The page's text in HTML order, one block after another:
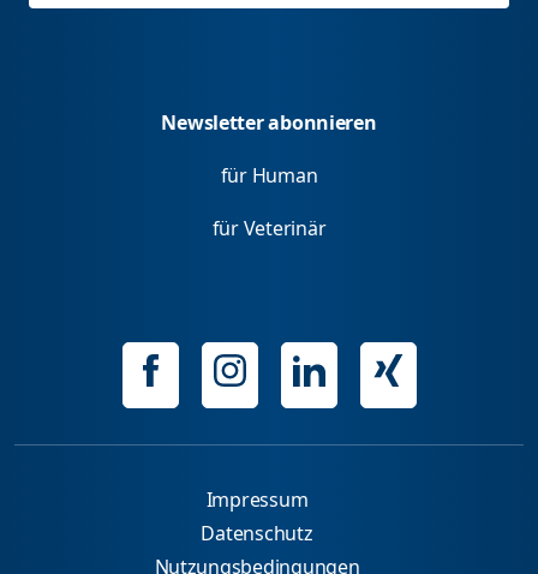
Newsletter abonnieren
für Human
für Veterinär
Impressum
Datenschutz
Nutzungsbedingungen